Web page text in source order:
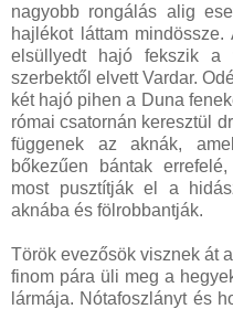
nagyobb rongálás alig
hajlékot láttam
elsüllyedt hajó fekszik
szerbektől elvett Vardar.
két hajó pihen a Duna
római csatornán keresztül
függenek az aknák,
bőkezűen bántak
most pusztítják el a
aknába és fölrobbantják.
Török evezősök visznek át
finom pára üli meg a
lármája. Nótafoszlányt és